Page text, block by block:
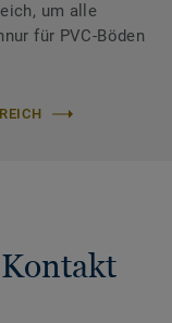
um alle
für PVC-Böden